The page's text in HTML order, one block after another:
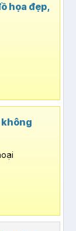
họa đẹp,
không